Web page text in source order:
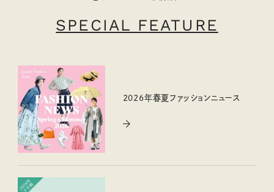
SPECIAL FEATURE
2026年春夏ファッションニュース